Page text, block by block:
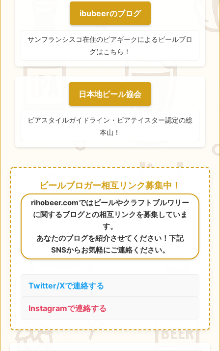
ibubeerのブログ
サンフランシスコ在住のビアギークによるビールブロ
グはこちら！
日本地ビール協会
ビアスタイルガイドライン・ビアテイスター認定の総
本山！
ビールブロガー相互リンク募集中！
rihobeer.comではビールやクラフトブルワリー
に関するブログとの相互リンクを募集していま
す。
あなたのブログを紹介させてください！下記
SNSからお気軽にご連絡ください。
Twitter/Xで連絡する
Instagramで連絡する